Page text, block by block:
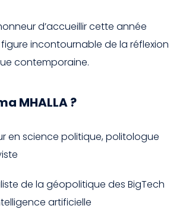
d’accueillir cette année
figure incontournable de la réflexion
contemporaine.
MHALLA ?
en science politique, politologue
de la géopolitique des BigTech
artificielle